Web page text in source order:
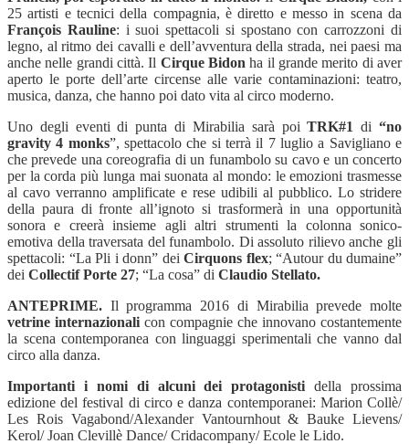
25 artisti e tecnici della compagnia, è diretto e messo in scena da
François Rauline: i suoi spettacoli si spostano con carrozzoni di
legno, al ritmo dei cavalli e dell’avventura della strada, nei paesi ma
anche nelle grandi città. Il Cirque Bidonha il grande merito di aver
aperto le porte dell’arte circense alle varie contaminazioni: teatro,
musica, danza, che hanno poi dato vita al circo moderno.
Uno degli eventi di punta di Mirabilia sarà poiTRK#1di “no
gravity 4 monks”, spettacolo che si terrà il 7 luglio a Savigliano e
che prevede una coreografia di un funambolo su cavo e un concerto
per la corda più lunga mai suonata al mondo: le emozioni trasmesse
al cavo verranno amplificate e rese udibili al pubblico. Lo stridere
della paura di fronte all’ignoto si trasformerà in una opportunità
sonora e creerà insieme agli altri strumenti la colonna sonico-
emotiva della traversata del funambolo. Di assoluto rilievo anche gli
spettacoli: “La Pli i donn” dei Cirquons flex; “Autour du dumaine”
dei Collectif Porte 27; “La cosa” di Claudio Stellato.
ANTEPRIME. Il programma 2016 di Mirabilia prevede molte
vetrine internazionali con compagnie che innovano costantemente
la scena contemporanea con linguaggi sperimentali che vanno dal
circo alla danza.
Importanti i nomi di alcuni dei protagonisti della prossima
edizione del festival di circo e danza contemporanei: Marion Collè/
Les Rois Vagabond/Alexander Vantournhout & Bauke Lievens/
Kerol/ Joan Clevillè Dance/ Cridacompany/ Ecole le Lido.